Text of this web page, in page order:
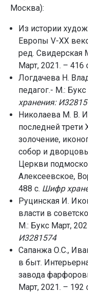
Москва):
Из истории
Европы V-XX
ред. Свидерская
Март, 2021. – 416
Логдачева Н.
педагог.- М.:
хранения:
Николаева М. В.
последней трети
золочение,
собор и
Церкви
Алексеевское,
488 с. Шифр
Руцинская И.
власти в
М.: Букс Март,
И3281574
Сапанжа О.С.,
в быт.
завода
Март, 2021. – 192